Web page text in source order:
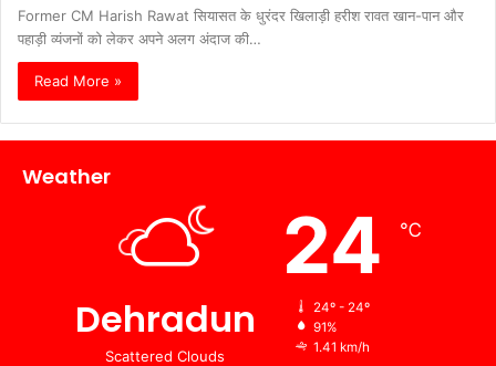
Former CM Harish Rawat सियासत के धुरंदर खिलाड़ी हरीश रावत खान-पान और
पहाड़ी व्यंजनों को लेकर अपने अलग अंदाज की…
Read More »
Weather
Dehradun
Scattered Clouds
24 ℃
24º - 24º
91%
1.41 km/h